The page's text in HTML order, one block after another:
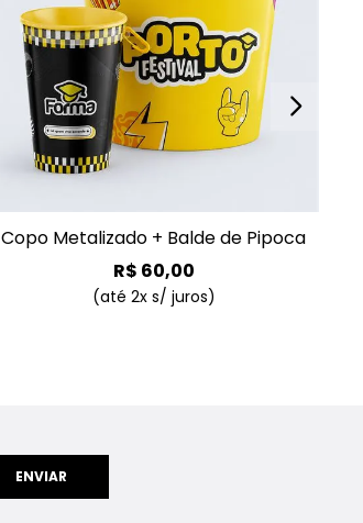
Copo Metalizado + Balde de Pipoca
R$ 60,00
(até 2x s/ juros)
ENVIAR